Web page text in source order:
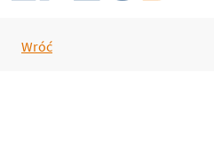
Wróć